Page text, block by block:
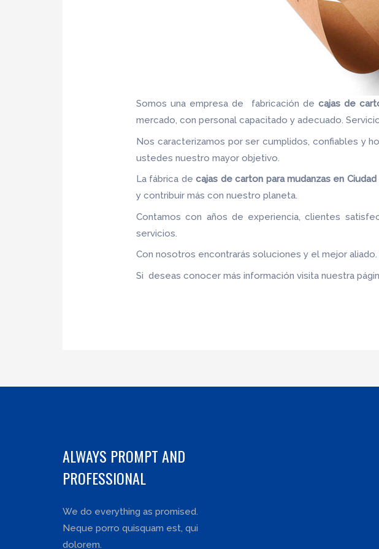
Somos una empresa de fabricación de cajas de
mercado, con personal capacitado y adecuado.
Nos caracterizamos por ser cumplidos, confiables y
ustedes nuestro mayor objetivo.
La fábrica decajas de carton para mudanzas en
y contribuir más con nuestro planeta.
Contamos con años de experiencia, clientes
servicios.
Con nosotros encontrarás soluciones y el mejor
Si deseas conocer más información visita nuestra
ALWAYS PROMPT AND
PROFESSIONAL
We do everything as promised.
Neque porro quisquam est, qui
dolorem.